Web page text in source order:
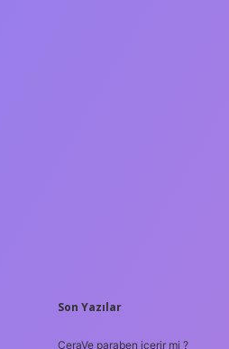
SIDEBAR
Son Yazılar
CeraVe paraben içerir mi ?